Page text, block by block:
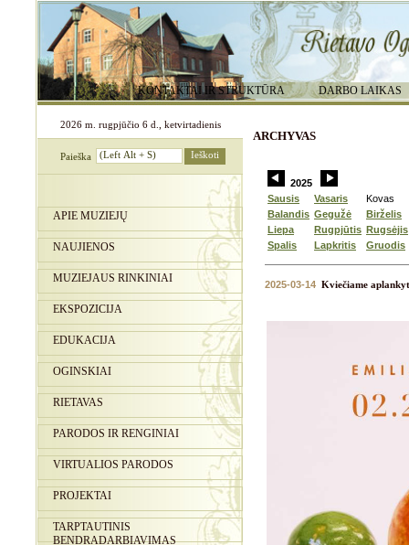
KONTAKTAI IR STRUKTŪRA DARBO LAIKAS
2026 m. rugpjūčio 6 d., ketvirtadienis
Paieška
APIE MUZIEJŲ
NAUJIENOS
MUZIEJAUS RINKINIAI
EKSPOZICIJA
EDUKACIJA
OGINSKIAI
RIETAVAS
PARODOS IR RENGINIAI
VIRTUALIOS PARODOS
PROJEKTAI
TARPTAUTINIS
BENDRADARBIAVIMAS
ARCHYVAS
2025
Sausis
Vasaris
Kovas
Balandis Gegužė
Birželis
Liepa
Rugpjūtis Rugsėjis
Spalis
Lapkritis Gruodis
2025-03-14 Kviečiame